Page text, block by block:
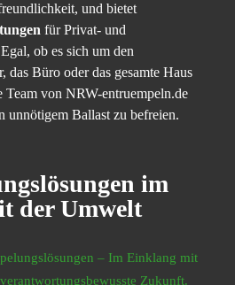
und bietet
für Privat- und
ob es sich um den
das Büro oder das gesamte Haus
Team von NRW-entruempeln.de
unnötigem Ballast zu befreien.
im
der Umwelt